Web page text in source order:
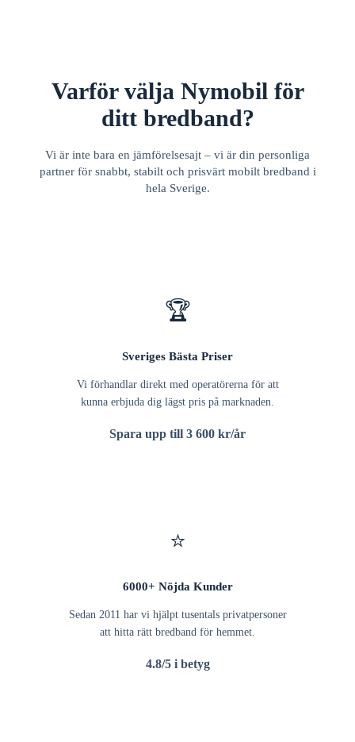
Varför välja Nymobil för
ditt bredband?
Vi är inte bara en jämförelsesajt – vi är din personliga
partner för snabbt, stabilt och prisvärt mobilt bredband i
hela Sverige.
🏆
Sveriges Bästa Priser
Vi förhandlar direkt med operatörerna för att
kunna erbjuda dig lägst pris på marknaden.
Spara upp till 3 600 kr/år
⭐
6000+ Nöjda Kunder
Sedan 2011 har vi hjälpt tusentals privatpersoner
att hitta rätt bredband för hemmet.
4.8/5 i betyg